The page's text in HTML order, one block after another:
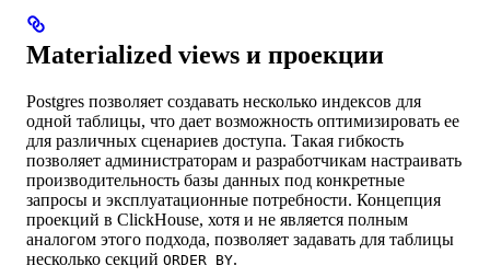
Materialized views и проекции
Postgres позволяет создавать несколько индексов для
одной таблицы, что дает возможность оптимизировать ее
для различных сценариев доступа. Такая гибкость
позволяет администраторам и разработчикам настраивать
производительность базы данных под конкретные
запросы и эксплуатационные потребности. Концепция
проекций в ClickHouse, хотя и не является полным
аналогом этого подхода, позволяет задавать для таблицы
несколько секций ORDER BY.